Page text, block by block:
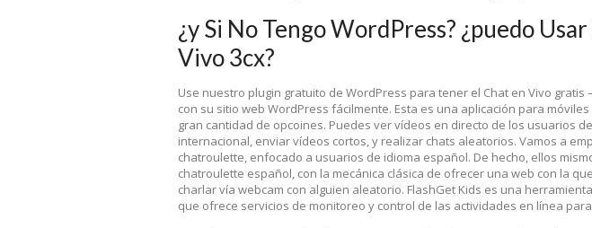
¿y Si No Tengo WordPress? ¿puedo
Vivo 3cx?
Use nuestro plugin gratuito de WordPress para tener el Chat en Vivo gratis
con su sitio web WordPress fácilmente. Esta es una aplicación para
gran cantidad de opcoines. Puedes ver vídeos en directo de los usuarios
internacional, enviar vídeos cortos, y realizar chats aleatorios. Vamos a
chatroulette, enfocado a usuarios de idioma español. De hecho, ellos
chatroulette español, con la mecánica clásica de ofrecer una web con la
charlar vía webcam con alguien aleatorio. FlashGet Kids es una
que ofrece servicios de monitoreo y control de las actividades en línea